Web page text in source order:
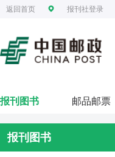
返回首页 报刊社登录
报刊图书 邮品邮票
报刊图书